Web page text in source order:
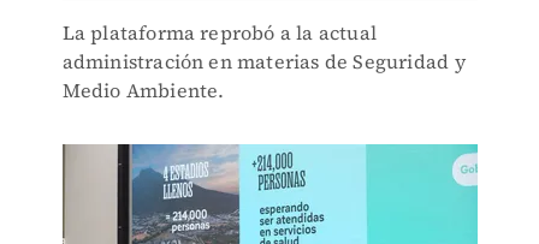
La plataforma reprobó a la actual
administración en materias de Seguridad y
Medio Ambiente.